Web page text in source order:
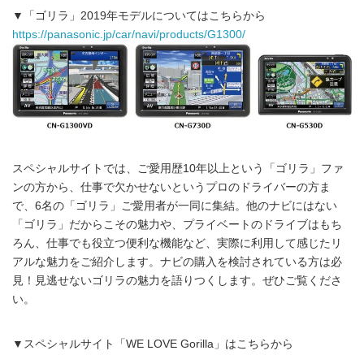
▼「ゴリラ」2019年モデルについてはこちらから
https://panasonic.jp/car/navi/products/G1300/
スペシャルサイトでは、ご愛用歴10年以上という「ゴリラ」ファ
ンの方から、仕事で欠かせないというプロのドライバーの方ま
で、6名の「ゴリラ」ご愛用者が一同に集結。他のナビにはない
「ゴリラ」だからこその魅力や、プライベートのドライブはもち
ろん、仕事でも役立つ便利な機能など、実際に利用して感じたリ
アルな魅力をご紹介します。ナビの購入を検討されている方は必
見！見逃せないゴリラの魅力を語りつくします。ぜひご覧くださ
い。
▼スペシャルサイト「WE LOVE Gorilla」はこちらから